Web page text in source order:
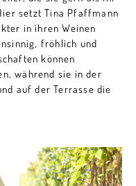
setzt Tina Pfaffmann
in ihren Weinen
fröhlich und
können
während sie in der
auf der Terrasse die